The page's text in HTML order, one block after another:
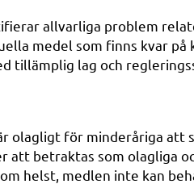
allvarliga problem
medel som finns kvar
tillämplig lag och
olagligt för minderåriga att
att betraktas som
helst, medlen inte kan